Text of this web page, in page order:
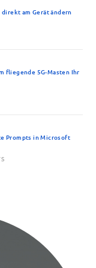
am Gerät ändern
fliegende 5G-Masten Ihr
Prompts in Microsoft